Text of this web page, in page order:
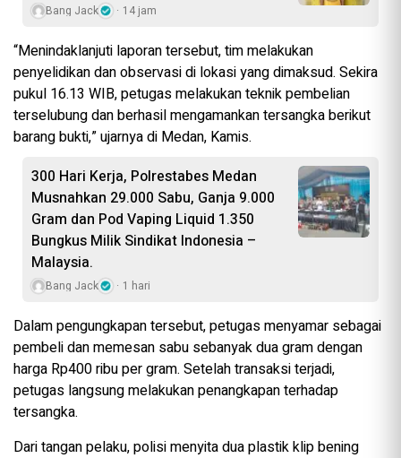
Bang Jack 14 jam
“Menindaklanjuti laporan tersebut, tim melakukan
penyelidikan dan observasi di lokasi yang dimaksud. Sekira
pukul 16.13 WIB, petugas melakukan teknik pembelian
terselubung dan berhasil mengamankan tersangka berikut
barang bukti,” ujarnya di Medan, Kamis.
300 Hari Kerja, Polrestabes Medan
Musnahkan 29.000 Sabu, Ganja 9.000
Gram dan Pod Vaping Liquid 1.350
Bungkus Milik Sindikat Indonesia –
Malaysia.
Bang Jack 1 hari
Dalam pengungkapan tersebut, petugas menyamar sebagai
pembeli dan memesan sabu sebanyak dua gram dengan
harga Rp400 ribu per gram. Setelah transaksi terjadi,
petugas langsung melakukan penangkapan terhadap
tersangka.
Dari tangan pelaku, polisi menyita dua plastik klip bening